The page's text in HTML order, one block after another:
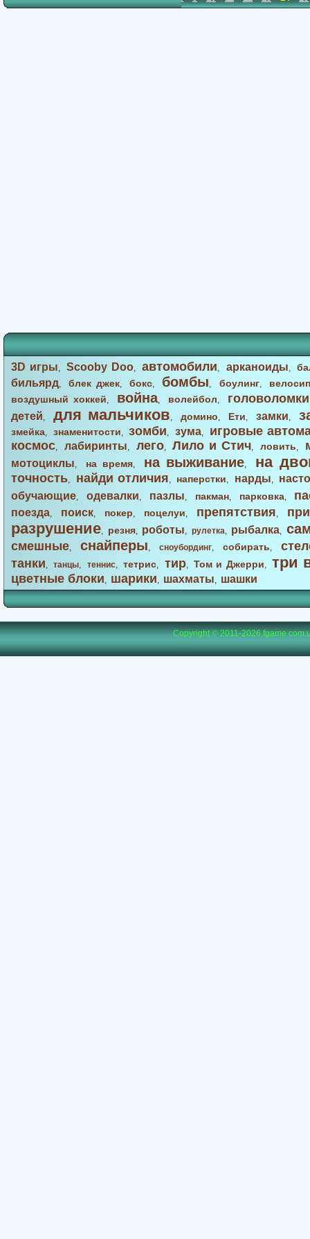
3D игры,Scooby Doo,автомобили, арканоиды,
бильярд,блек джек,бокс, бомбы, боулинг,
воздушный хоккей, война, волейбол, головоломки
детей, для мальчиков, домино, Ети, замки,
змейка, знаменитости,зомби, зума,
игровые
космос, лабиринты, лего,Лило и Стич,ловить,
мотоциклы, на время, на выживание, на
точность, найди отличия, наперстки, нарды,
обучающие, одевалки, пазлы, пакман, парковка,
поезда, поиск, покер, поцелуи, препятствия,
разрушение, резня, роботы, рулетка, рыбалка,
смешные, снайперы, сноубординг, собирать,
танки,танцы, теннис,тетрис, тир,Том и Джерри, три
цветные блоки, шарики, шахматы, шашки
Copyright © 2011-2026